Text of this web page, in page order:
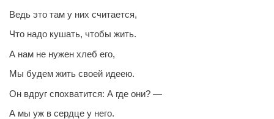
Ведь это там у них считается,
Что надо кушать, чтобы жить.
А нам не нужен хлеб его,
Мы будем жить своей идеею.
Он вдруг спохватится: А где они? —
А мы уж в сердце у него.